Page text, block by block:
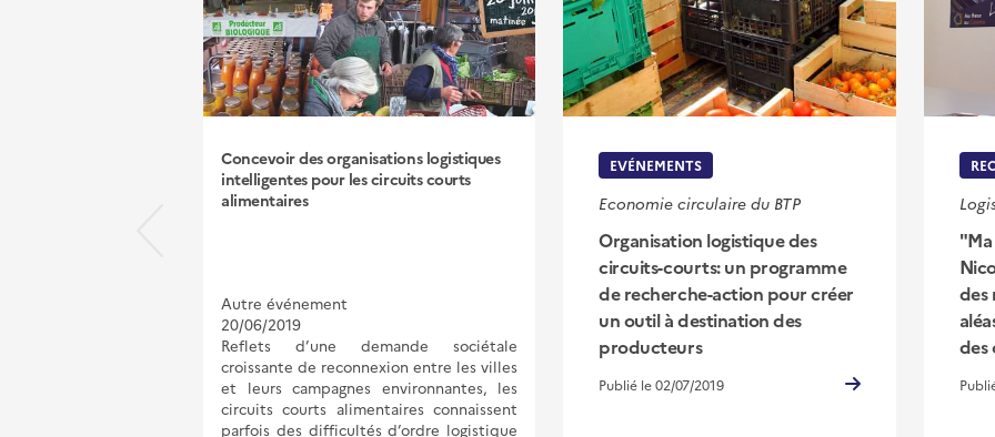
Concevoir des organisations logistiques
intelligentes pour les circuits courts
alimentaires
Autre événement
20/06/2019
Reflets d’une demande sociétale
croissante de reconnexion entre les villes
et leurs campagnes environnantes, les
circuits courts alimentaires connaissent
parfois des difficultés d’ordre logistique
EVÉNEMENTS
Economie circulaire du BTP
Organisation logistique des
circuits-courts: un programme
de recherche-action pour créer
un outil à destination des
producteurs
Publié le 02/07/2019
des
des